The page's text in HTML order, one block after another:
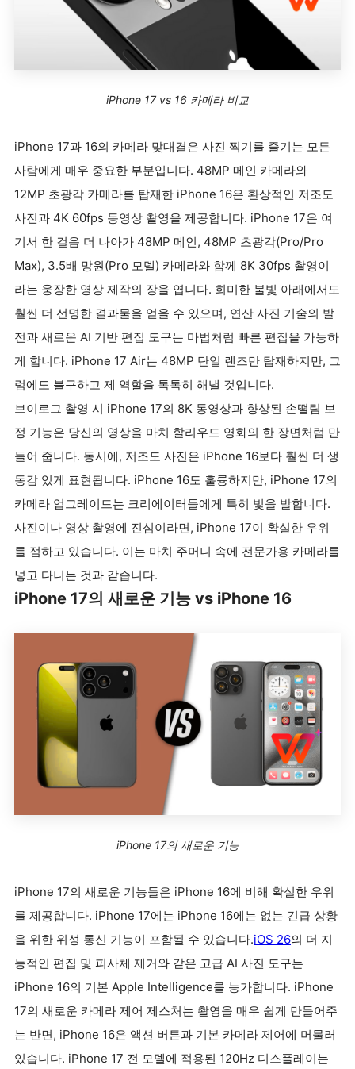
iPhone 17 vs 16 카메라 비교
iPhone 17과 16의 카메라 맞대결은 사진 찍기를 즐기는 모든
사람에게 매우 중요한 부분입니다. 48MP 메인 카메라와
12MP 초광각 카메라를 탑재한 iPhone 16은 환상적인 저조도
사진과 4K 60fps 동영상 촬영을 제공합니다. iPhone 17은 여
기서 한 걸음 더 나아가 48MP 메인, 48MP 초광각(Pro/Pro
Max), 3.5배 망원(Pro 모델) 카메라와 함께 8K 30fps 촬영이
라는 웅장한 영상 제작의 장을 엽니다. 희미한 불빛 아래에서도
훨씬 더 선명한 결과물을 얻을 수 있으며, 연산 사진 기술의 발
전과 새로운 AI 기반 편집 도구는 마법처럼 빠른 편집을 가능하
게 합니다. iPhone 17 Air는 48MP 단일 렌즈만 탑재하지만, 그
럼에도 불구하고 제 역할을 톡톡히 해낼 것입니다.
브이로그 촬영 시 iPhone 17의 8K 동영상과 향상된 손떨림 보
정 기능은 당신의 영상을 마치 할리우드 영화의 한 장면처럼 만
들어 줍니다. 동시에, 저조도 사진은 iPhone 16보다 훨씬 더 생
동감 있게 표현됩니다. iPhone 16도 훌륭하지만, iPhone 17의
카메라 업그레이드는 크리에이터들에게 특히 빛을 발합니다.
사진이나 영상 촬영에 진심이라면, iPhone 17이 확실한 우위
를 점하고 있습니다. 이는 마치 주머니 속에 전문가용 카메라를
넣고 다니는 것과 같습니다.
iPhone 17의 새로운 기능 vs iPhone 16
iPhone 17의 새로운 기능
iPhone 17의 새로운 기능들은 iPhone 16에 비해 확실한 우위
를 제공합니다. iPhone 17에는 iPhone 16에는 없는 긴급 상황
을 위한 위성 통신 기능이 포함될 수 있습니다.iOS 26의 더 지
능적인 편집 및 피사체 제거와 같은 고급 AI 사진 도구는
iPhone 16의 기본 Apple Intelligence를 능가합니다. iPhone
17의 새로운 카메라 제어 제스처는 촬영을 매우 쉽게 만들어주
는 반면, iPhone 16은 액션 버튼과 기본 카메라 제어에 머물러
있습니다. iPhone 17 전 모델에 적용된 120Hz 디스플레이는